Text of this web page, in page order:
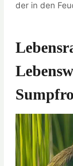
der in den